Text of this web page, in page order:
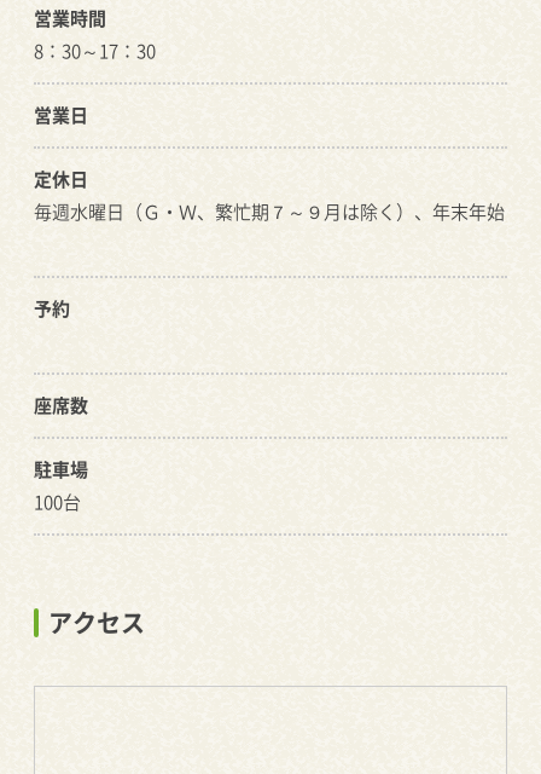
営業時間
8：30～17：30
営業日
定休日
毎週水曜日（Ｇ・Ｗ、繁忙期７～９月は除く）、年末年始
予約
座席数
駐車場
100台
アクセス